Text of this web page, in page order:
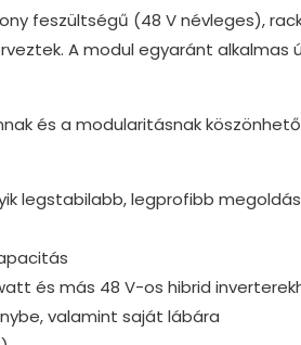
feszültségű (48 V névleges),
A modul egyaránt
és a modularitásnak
legstabilabb, legprofibb
és más 48 V-os hibrid
valamint saját lábára